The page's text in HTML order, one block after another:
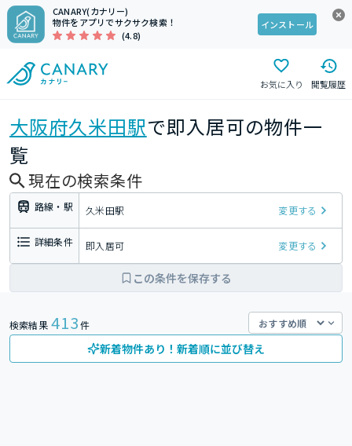
CANARY(カナリー)
物件をアプリでサクサク検索！
(4.8)
インストール
お気に入り 閲覧履歴
大阪府久米田駅で即入居可の物件一
覧
現在の検索条件
路線・駅 久米田駅 変更する
詳細条件 即入居可 変更する
この条件を保存する
検索結果 413件
新着物件あり！新着順に並び替え